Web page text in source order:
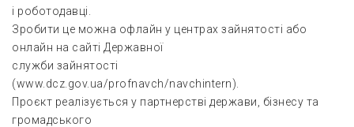
і роботодавці.
Зробити це можна офлайн у центрах зайнятості або
онлайн на сайті Державної
служби зайнятості
(www.dcz.gov.ua/profnavch/navchintern).
Проєкт реалізується у партнерстві держави, бізнесу та
громадського